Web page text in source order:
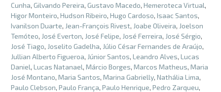
Cunha, Gilvando Pereira, Gustavo Macedo, Hemeroteca Virtual,
Higor Monteiro, Hudson Ribeiro, Hugo Cardoso, Isaac Santos,
Ivanilson Duarte, Jean-François Rivest, Joabe Oliveira, Joelson
Temóteo, José Everton, José Felipe, José Ferreira, José Sérgio,
José Tiago, Joselito Gadelha, Júlio César Fernandes de Araújo,
Jullian Alberto Figueroa, Júnior Santos, Leandro Alves, Lucas
Daniel, Lucas Natanael, Márcio Borges, Marcos Matheus, Maria
José Montano, Maria Santos, Marina Gabrielly, Nathália Lima,
Paulo Clebson, Paulo França, Paulo Henrique, Pedro Zarqueu,